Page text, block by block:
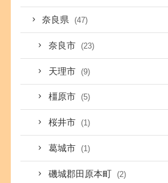
奈良県 (47)
奈良市 (23)
天理市 (9)
橿原市 (5)
桜井市 (1)
葛城市 (1)
磯城郡田原本町 (2)